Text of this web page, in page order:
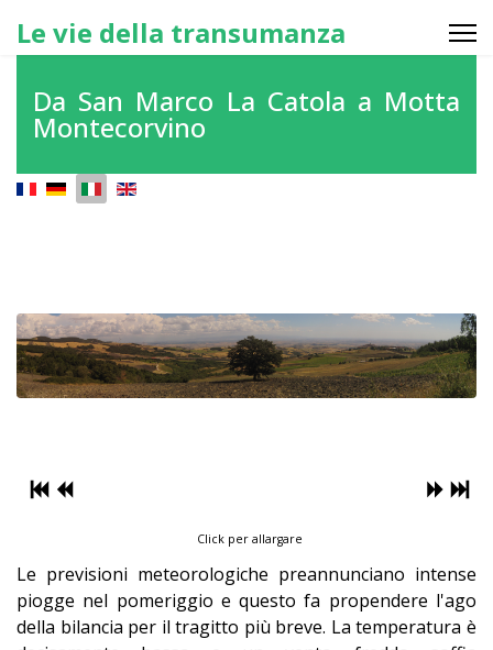
Le vie della transumanza
Da San Marco La Catola a Motta
Montecorvino
Seleziona la tua lingua
Click per allargare
Le previsioni meteorologiche preannunciano intense
piogge nel pomeriggio e questo fa propendere l'ago
della bilancia per il tragitto più breve. La temperatura è